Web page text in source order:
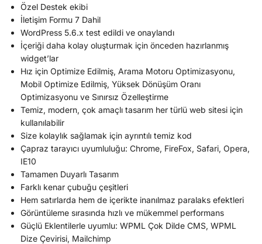
Özel Destek ekibi
İletişim Formu 7 Dahil
WordPress 5.6.x test edildi ve onaylandı
İçeriği daha kolay oluşturmak için önceden hazırlanmış
widget’lar
Hız için Optimize Edilmiş, Arama Motoru Optimizasyonu,
Mobil Optimize Edilmiş, Yüksek Dönüşüm Oranı
Optimizasyonu ve Sınırsız Özelleştirme
Temiz, modern, çok amaçlı tasarım her türlü web sitesi için
kullanılabilir
Size kolaylık sağlamak için ayrıntılı temiz kod
Çapraz tarayıcı uyumluluğu: Chrome, FireFox, Safari, Opera,
IE10
Tamamen Duyarlı Tasarım
Farklı kenar çubuğu çeşitleri
Hem satırlarda hem de içerikte inanılmaz paralaks efektleri
Görüntüleme sırasında hızlı ve mükemmel performans
Güçlü Eklentilerle uyumlu: WPML Çok Dilde CMS, WPML
Dize Çevirisi, Mailchimp